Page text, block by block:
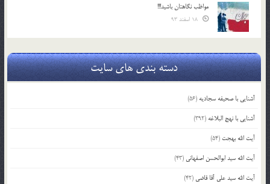
مواظب نگاهتان باشید!!!
دسته بندی های سایت
آشنایی با صحیفه سجادیه (56)
آشنایی با نهج البلاغه (392)
آیت الله بهجت (54)
آیت الله سید ابوالحسن اصفهانی (43)
آیت الله سید علی آقا قاضی (42)